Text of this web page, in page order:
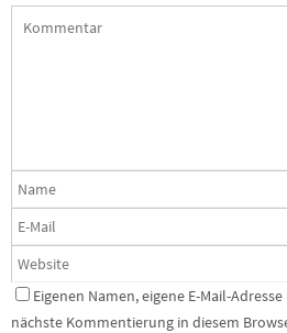
Eigenen Namen, eigene E-Mail-
nächste Kommentierung in diesem